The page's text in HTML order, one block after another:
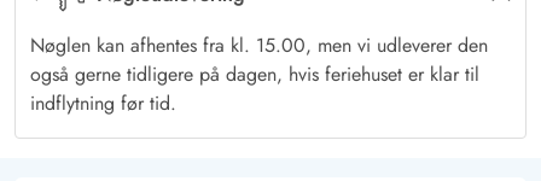
hvor flere indbydende sektioner venter jer. Disse terrasser er
perfekte til afslapning og hyggelige stunder i det fri. En dejlig
grill står klar til en aften med BBQ, hvor I kan nyde lækre
måltider under åben himmel.
Nøglen kan afhentes fra kl. 15.00, men vi udleverer den
også gerne tidligere på dagen, hvis feriehuset er klar til
indflytning før tid.